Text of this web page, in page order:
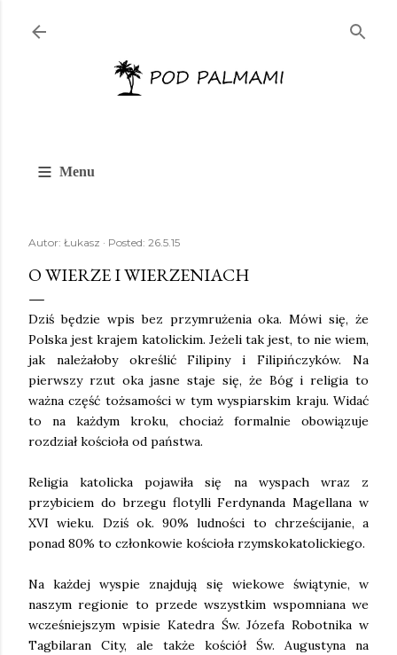
≡ Menu
Autor: Łukasz Posted: 26.5.15
O WIERZE I WIERZENIACH
Dziś będzie wpis bez przymrużenia oka. Mówi się, że
Polska jest krajem katolickim. Jeżeli tak jest, to nie wiem,
jak należałoby określić Filipiny i Filipińczyków. Na
pierwszy rzut oka jasne staje się, że Bóg i religia to
ważna część tożsamości w tym wyspiarskim kraju. Widać
to na każdym kroku, chociaż formalnie obowiązuje
rozdział kościoła od państwa.
Religia katolicka pojawiła się na wyspach wraz z
przybiciem do brzegu flotylli Ferdynanda Magellana w
XVI wieku. Dziś ok. 90% ludności to chrześcijanie, a
ponad 80% to członkowie kościoła rzymskokatolickiego.
Na każdej wyspie znajdują się wiekowe świątynie, w
naszym regionie to przede wszystkim wspomniana we
wcześniejszym wpisie Katedra Św. Józefa Robotnika w
Tagbilaran City, ale także kościół Św. Augustyna na